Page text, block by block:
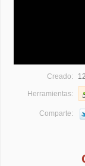
Creado:
Herramientas:
Comparte: